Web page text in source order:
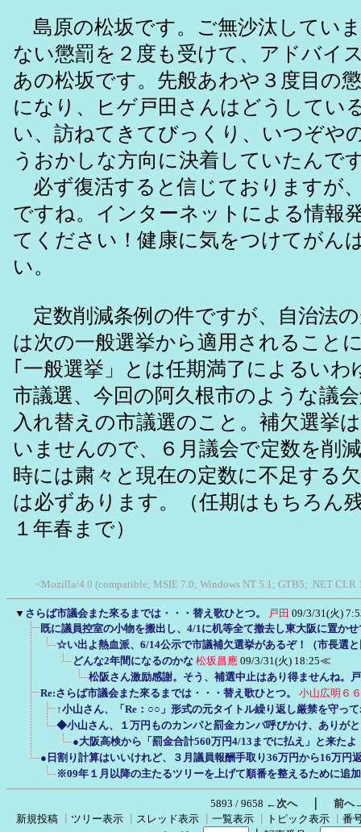
島原の松坂です。ご無沙汰してい
ない懲罰を２度も受けて、アドバイ
あの松坂です。先般あわや３度目の
になり、ヒゲ戸田さんはどうしてい
い、訪ねてきてびっくり、いつぞや
うおかしな方向に決着していたんで
必ず復活すると信じておりますが
ですね。インターネットによる情報
てください！健康に気をつけてがん
い。
定数削減条例の件ですが、自治法
は次の一般選挙から適用されること
｢一般選挙」とは任期満了によるいわ
市議選、今回の阿久根市のような議
入れ替えの市議選のこと。補欠選挙
いませんので、６月議会で定数を削
時には粛々と現在の定数に不足する
は必ずあります。（任期はもちろん
１年春まで）
<Mozilla/4.0 (compatible; MSIE 7.0; Windows NT 5.1; GTB5; .NET CLR
▼ さらば市議会また來るまでは・・・替え歌ひとつ。 戸田 09/3/31(火)
既に議員控室の小物を搬出し、4/1に机等全て撤去し東大阪に置か
☆い出よ熱血派、6/14公示で市議補欠選挙があるぞ！（市長選
どんな2年間になるのかな 松坂昌應 09/3/31(火) 18:25≪
松阪さん激励感謝。そう、補選中止はあり得ませんね。
Re:さらば市議会また來るまでは・・・替え歌ひとつ。
小山広明６
↑小山さん、「Re：○○」形式の元タイトル繰り返し厳禁を守っ
◆小山さん、１万円ものカンパと罰金カンパ呼びかけ、ありが
●大阪高検から「罰金合計560万円4/13までに払え」と来た
●日割り計算はいいけれど、３月議員報酬手取り36万円から16万円
※09年１月以降の主たるツリーを上げて順番を整えるために追
5893 / 9658 ←次へ｜ 前へ
新規投稿
ツリー表示 スレッド表示 一覧表示 トピック表示
番